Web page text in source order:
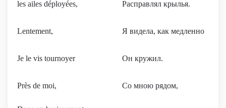
les ailes déployées, Расправлял крылья.
Lentement, Я видела, как медленно
Je le vis tournoyer Он кружил.
Près de moi, Со мною рядом,